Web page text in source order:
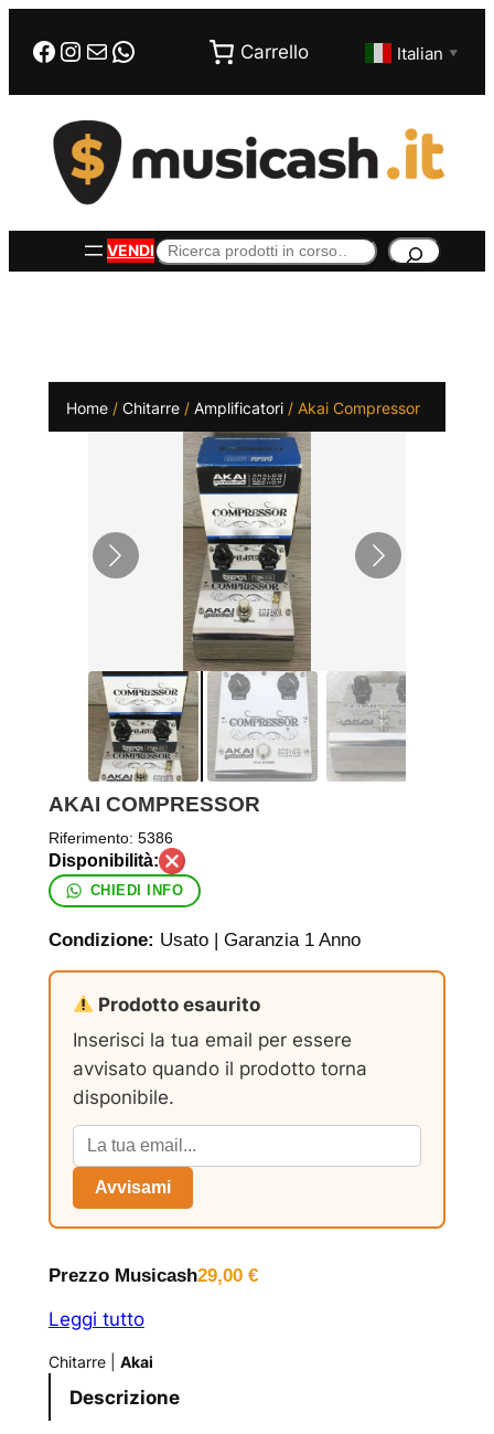
Facebook
Instagram
EmailWhatsApp Carrello Italian ▼
VENDICerca
Home/ Chitarre/ Amplificatori/ Akai Compressor
AKAI COMPRESSOR
Riferimento: 5386
CHIEDI INFO
Condizione: Usato | Garanzia 1 Anno
Prodotto esaurito
Inserisci la tua email per essere
avvisato quando il prodotto torna
disponibile.
Avvisami
Prezzo Musicash29,00 €
Leggi tutto
Chitarre| Akai
Descrizione